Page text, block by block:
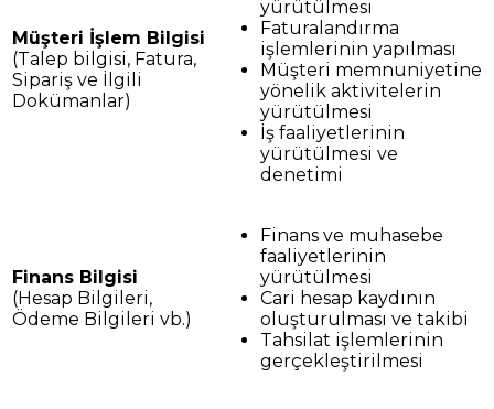
Müşteri İşlem Bilgisi
(Talep bilgisi, Fatura,
Sipariş ve İlgili
Dokümanlar)
yürütülmesi
Faturalandırma
işlemlerinin yapılması
Müşteri memnuniyetine
yönelik aktivitelerin
yürütülmesi
İş faaliyetlerinin
yürütülmesi ve
denetimi
Finans Bilgisi
(Hesap Bilgileri,
Ödeme Bilgileri vb.)
Finans ve muhasebe
faaliyetlerinin
yürütülmesi
Cari hesap kaydının
oluşturulması ve takibi
Tahsilat işlemlerinin
gerçekleştirilmesi